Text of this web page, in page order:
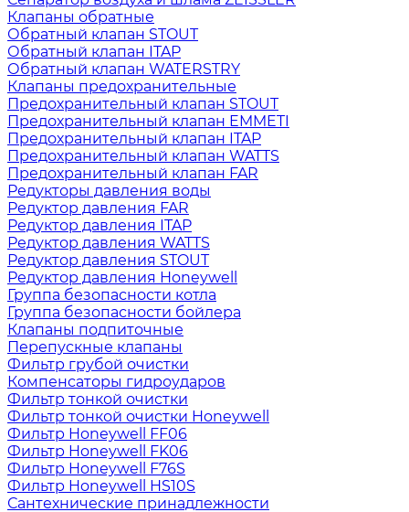
Клапаны обратные
Обратный клапан STOUT
Обратный клапан ITAP
Обратный клапан WATERSTRY
Клапаны предохранительные
Предохранительный клапан STOUT
Предохранительный клапан EMMETI
Предохранительный клапан ITAP
Предохранительный клапан WATTS
Предохранительный клапан FAR
Редукторы давления воды
Редуктор давления FAR
Редуктор давления ITAP
Редуктор давления WATTS
Редуктор давления STOUT
Редуктор давления Honeywell
Группа безопасности котла
Группа безопасности бойлера
Клапаны подпиточные
Перепускные клапаны
Фильтр грубой очистки
Компенсаторы гидроударов
Фильтр тонкой очистки
Фильтр тонкой очистки Honeywell
Фильтр Honeywell FF06
Фильтр Honeywell FK06
Фильтр Honeywell F76S
Фильтр Honeywell HS10S
Сантехнические принадлежности